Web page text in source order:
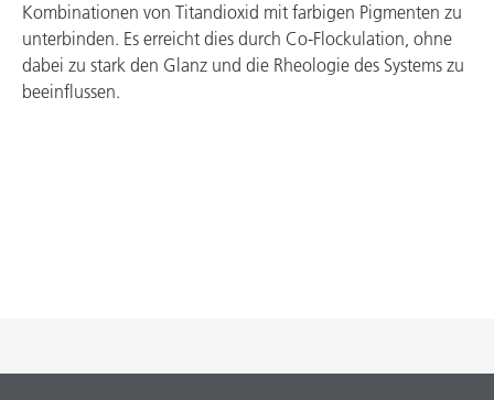
Kombinationen von Titandioxid mit farbigen Pigmenten zu
unterbinden. Es erreicht dies durch Co-Flockulation, ohne
dabei zu stark den Glanz und die Rheologie des Systems zu
beeinflussen.